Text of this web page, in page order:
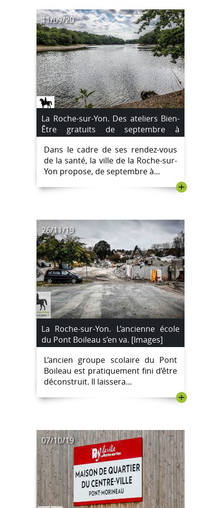
11/09/20
La Roche-sur-Yon. Des ateliers Bien-
Être gratuits de septembre à
décembre 2020.
Dans le cadre de ses rendez-vous
de la santé, la ville de la Roche-sur-
Yon propose, de septembre à...
+
26/11/19
La Roche-sur-Yon. L’ancienne école
du Pont Boileau s’en va. [Images]
L’ancien groupe scolaire du Pont
Boileau est pratiquement fini d’être
déconstruit. Il laissera...
+
07/10/19